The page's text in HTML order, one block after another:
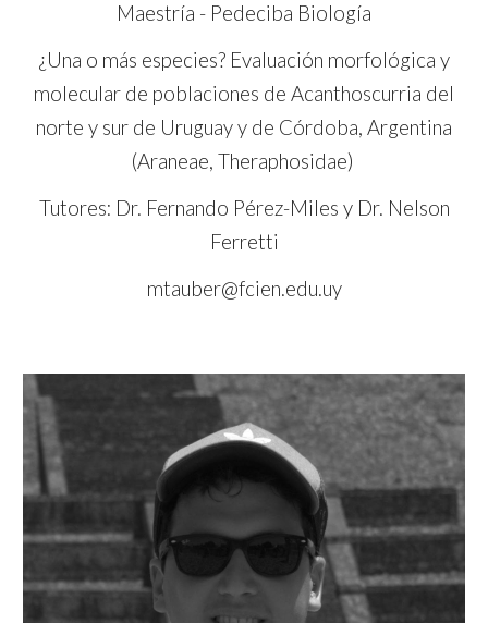
Maestría - Pedeciba Biología
¿Una o más especies? Evaluación morfológica y
molecular de poblaciones de Acanthoscurria del
norte y sur de Uruguay y de Córdoba, Argentina
(Araneae, Theraphosidae)
Tutores: Dr. Fernando Pérez-Miles y Dr. Nelson
Ferretti
mtauber@fcien.edu.uy